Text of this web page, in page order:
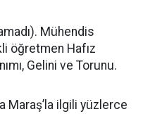
Mühendis
öğretmen Hafız
Gelini ve Torunu.
Maraş’la ilgili yüzlerce